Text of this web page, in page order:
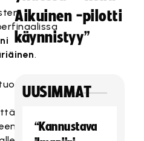
.
Aikuinen -pilotti
käynnistyy”
UUSIMMAT
“Kannustava